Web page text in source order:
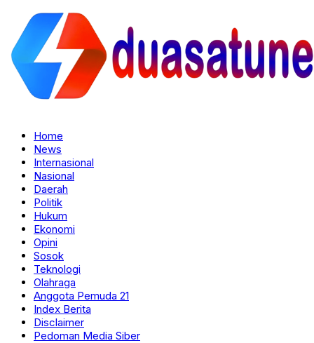
Home
News
Internasional
Nasional
Daerah
Politik
Hukum
Ekonomi
Opini
Sosok
Teknologi
Olahraga
Anggota Pemuda 21
Index Berita
Disclaimer
Pedoman Media Siber